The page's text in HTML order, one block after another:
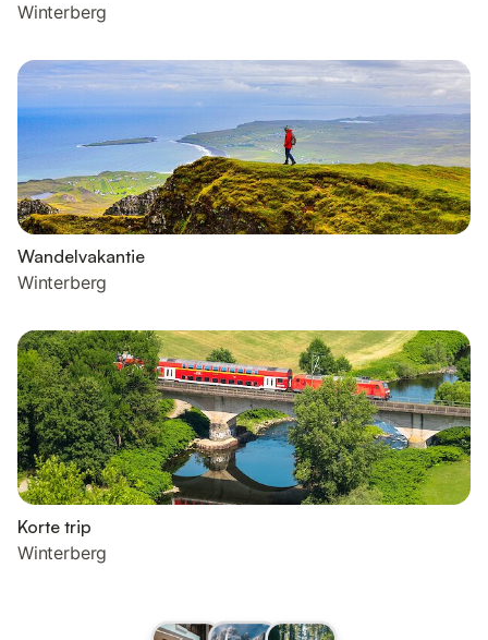
Winterberg
Wandelvakantie
Winterberg
Korte trip
Winterberg